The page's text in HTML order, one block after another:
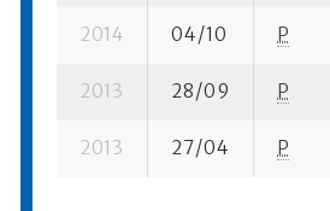
2014 04/10 P
2013 28/09 P
2013 27/04 P